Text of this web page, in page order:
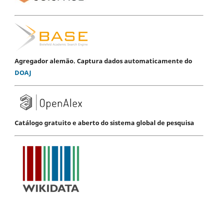
Agregador alemão. Captura dados automaticamente do
DOAJ
Catálogo gratuito e aberto do sistema global de pesquisa